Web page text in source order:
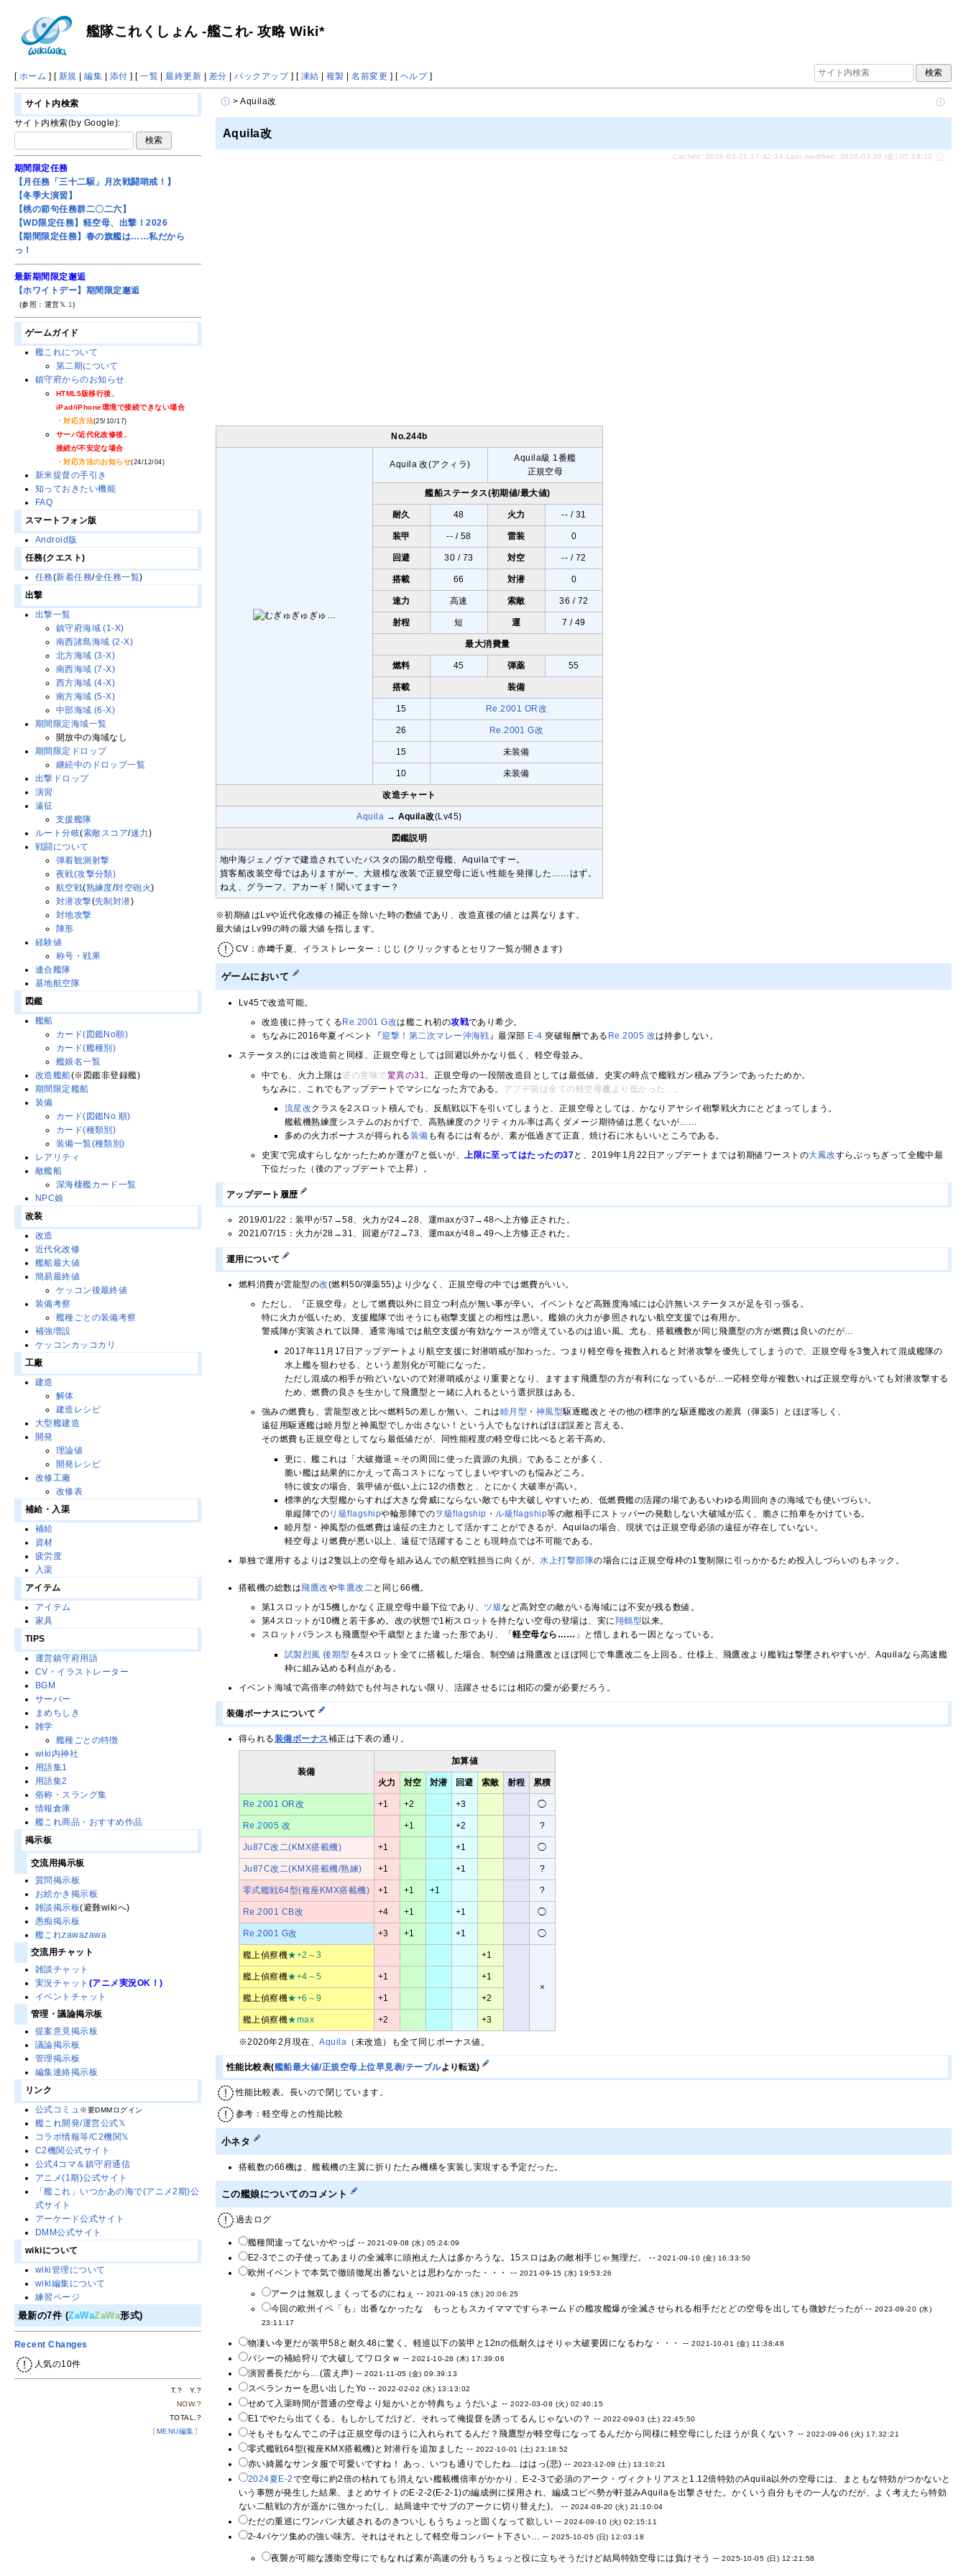
艦隊これくしょん -艦これ- 攻略 Wiki*
[ ホーム ] [ 新規 |編集 | 添付 ] [一覧 |最終更新 | 差分 |バックアップ] [ 凍結 | 複製 |名前変更 ] [ ヘルプ]
> Aquila改
Aquila改
Cached: 2026-03-21 17:42:34 Last-modified: 2026-02-20 (金) 05:18:12
No.244b
Aquila 改(アクィラ)
Aquila級 1番艦
正規空母
艦船ステータス(初期値/最大値)
耐久 48 火力 -- / 31
装甲 -- / 58 雷装 0
回避 30 / 73 対空 -- / 72
搭載 66 対潜 0
速力 高速 索敵 36 / 72
射程 短 運 7 / 49
最大消費量
燃料 45 弾薬 55
搭載 装備
15 Re.2001 OR改
26 Re.2001 G改
15 未装備
10 未装備
改造チャート
Aquila → Aquila改(Lv45)
図鑑説明
地中海ジェノヴァで建造されていたパスタの国の航空母艦、Aquilaですー。
貨客船改装空母ではありますがー、大規模な改装で正規空母に近い性能を発揮した……はず。
ねえ、グラーフ、アカーギ！聞いてますー？
※初期値はLvや近代化改修の補正を除いた時の数値であり、改造直後の値とは異なります。
最大値はLv99の時の最大値を指します。
CV：赤﨑千夏、イラストレーター：じじ (クリックするとセリフ一覧が開きます)
ゲームにおいて
Lv45で改造可能。
改造後に持ってくるRe.2001 G改は艦これ初の攻戦であり希少。
ちなみに2016年夏イベント『迎撃！第二次マレー沖海戦』最深部 E-4 突破報酬である Re.2005 改は持参しない。
ステータス的には改造前と同様、正規空母としては回避以外かなり低く、軽空母並み。
中でも、火力上限は逆の意味で驚異の31。 正規空母の一段階改造目としては最低値。史実の時点で艦戦ガン積みプランであったためか。
ちなみに、これでもアップデートでマシになった方である。 アプデ前は全ての軽空母改 より低かった…。
流星改クラスを2スロット積んでも、反航戦以下を引いてしまうと、正規空母としては、かなりアヤシイ砲撃戦火力にとどまってしまう。
艦載機熟練度システムのおかげで、高熟練度のクリティカル率は高くダメージ期待値は悪くないが……
多めの火力ボーナスが得られる装備 も有るには有るが、素が低過ぎて正直、焼け石に水もいいところである。
史実で完成すらしなかったためか運が7と低いが、上限に至ってはたったの37と、2019年1月22日アップデートまでは初期値ワーストの大鳳改すらぶっちぎって全艦中最
下位だった（後のアップデートで上昇）。
アップデート履歴
2019/01/22：装甲が57→58、火力が24→28、運maxが37→48へ上方修正された。
2021/07/15：火力が28→31、回避が72→73、運maxが48→49へ上方修正された。
運用について
燃料消費が雲龍型の改(燃料50/弾薬55)より少なく、正規空母の中では燃費がいい。
ただし、『正規空母』として燃費以外に目立つ利点が無い事が辛い。イベントなど高難度海域には心許無いステータスが足を引っ張る。
特に火力が低いため、支援艦隊で出そうにも砲撃支援との相性は悪い。艦娘の火力が参照されない航空支援では有用か。
警戒陣が実装されて以降、通常海域では航空支援が有効なケースが増えているのは追い風。尤も、搭載機数が同じ飛鷹型の方が燃費は良いのだが…
2017年11月17日アップデートより航空支援に対潜哨戒が加わった。つまり軽空母を複数入れると対潜攻撃を優先してしまうので、正規空母を3隻入れて混成艦隊の
水上艦を狙わせる、という差別化が可能になった。
ただし混成の相手が殆どいないので対潜哨戒がより重要となり、ますます飛鷹型の方が有利になっているが…一応軽空母が複数いれば正規空母がいても対潜攻撃する
ため、燃費の良さを生かして飛鷹型と一緒に入れるという選択肢はある。
強みの燃費も、雲龍型改と比べ燃料5の差しか無い。これは睦月型 ・ 神風型駆逐艦改とその他の標準的な駆逐艦改の差異（弾薬5）とほぼ等しく、
遠征用駆逐艦は睦月型と神風型でしか出さない！という人でもなければほぼ誤差と言える。
その燃費も正規空母としてなら最低値だが、同性能程度の軽空母に比べると若干高め。
更に、艦これは「大破撤退＝その周回に使った資源の丸損」であることが多く、
脆い艦は結果的にかえって高コストになってしまいやすいのも悩みどころ。
特に彼女の場合、装甲値が低い上に12の倍数と、とにかく大破率が高い。
標準的な大型艦からすれば大きな脅威にならない敵でも中大破しやすいため、低燃費艦の活躍の場であるいわゆる周回向きの海域でも使いづらい。
単縦陣でのリ級flagshipや輪形陣でのヲ級flagship ・ ル級flagship等の敵相手にストッパーの発動しない大破域が広く、脆さに拍車をかけている。
睦月型・神風型の低燃費は遠征の主力として活かすことができるが、Aquilaの場合、現状では正規空母必須の遠征が存在していない。
軽空母より燃費が悪い以上、遠征で活躍することも現時点では不可能である。
単独で運用するよりは2隻以上の空母を組み込んでの航空戦担当に向くが、水上打撃部隊の場合には正規空母枠の1隻制限に引っかかるため投入しづらいのもネック。
搭載機の総数は飛鷹改や隼鷹改二と同じ66機。
第1スロットが15機しかなく正規空母中最下位であり、 ツ級など高対空の敵がいる海域には不安が残る数値。
第4スロットが10機と若干多め。改の状態で1桁スロットを持たない空母の登場は、実に翔鶴型 以来。
スロットバランスも飛鷹型や千歳型とまた違った形であり、「軽空母なら…… 」と惜しまれる一因となっている。
試製烈風 後期型 を4スロット全てに搭載した場合、制空値は飛鷹改とほぼ同じで隼鷹改二を上回る。仕様上、飛鷹改より艦戦は撃墜されやすいが、Aquilaなら高速艦
枠に組み込める利点がある。
イベント海域で高倍率の特効でも付与されない限り、活躍させるには相応の愛が必要だろう。
装備ボーナスについて
得られる装備ボーナス補正は下表の通り。
装備
加算値
火力 対空 対潜 回避 索敵 射程 累積
Re.2001 OR改 +1 +2 +3 ◯
Re.2005 改 +1 +2 ?
Ju87C改二(KMX搭載機) +1 +1 ◯
Ju87C改二(KMX搭載機/熟練) +1 +1 ?
零式艦戦64型(複座KMX搭載機) +1 +1 +1 ?
Re.2001 CB改 +4 +1 +1 ◯
Re.2001 G改 +3 +1 +1 ◯
艦上偵察機★+2～3 +1
×
艦上偵察機★+4～5 +1 +1
艦上偵察機★+6～9 +1 +2
艦上偵察機★max +2 +3
※2020年2月現在、Aquila （未改造）も全て同じボーナス値。
性能比較表(艦船最大値/正規空母上位早見表/テーブルより転送)
性能比較表。長いので閉じています。
参考：軽空母との性能比較
小ネタ
搭載数の66機は、艦載機の主翼に折りたたみ機構を実装し実現する予定だった。
この艦娘についてのコメント
過去ログ
艦種間違ってないかやっぱ -- 2021-09-08 (水) 05:24:09
E2-3でこの子使ってあまりの全滅率に頭抱えた人は多かろうな。15スロはあの敵相手じゃ無理だ。 --2021-09-10 (金) 16:33:50
欧州イベントで本気で徹頭徹尾出番ないとは思わなかった・・・ -- 2021-09-15 (水) 19:53:26
アークは無双しまくってるのにねぇ -- 2021-09-15 (水) 20:06:25
今回の欧州イベ「も」出番なかったな もっともスカイママですらネームドの艦攻艦爆が全滅させられる相手だとどの空母を出しても微妙だったが -- 2023-09-20 (水)
23:11:17
物凄い今更だが装甲58と耐久48に驚く。軽巡以下の装甲と12nの低耐久はそりゃ大破要因になるわな・・・ --2021-10-01 (金) 11:38:48
バシーの補給狩りで大破してワロタｗ --2021-10-28 (木) 17:39:06
演習番長だから…(震え声) --2021-11-05 (金) 09:39:13
スペランカーを思い出したYo -- 2022-02-02 (水) 13:13:02
せめて入渠時間が普通の空母より短かいとか特典ちょうだいよ --2022-03-08 (火) 02:40:15
E1でやたら出てくる。もしかしてだけど、それって俺提督を誘ってるんじゃないの？ -- 2022-09-03 (土) 22:45:50
そもそもなんでこの子は正規空母のほうに入れられてるんだ？飛鷹型が軽空母になってるんだから同様に軽空母にしたほうが良くない？ --2022-09-06 (火) 17:32:21
零式艦戦64型(複座KMX搭載機)と対潜行を追加ました -- 2022-10-01 (土) 23:18:52
赤い綺麗なサンタ服で可愛いですね！ あっ、いつも通りでしたね…ははっ(悲) -- 2023-12-09 (土) 13:10:21
2024夏E-2で空母に約2倍の枯れても消えない艦載機倍率がかかり、E-2-3で必須のアーク・ヴィクトリアスと1.12倍特効のAquila以外の空母には、まともな特効がつかないと
いう事態が発生した結果、まとめサイトのE-2-2(E-2-1)の編成例に採用され、編成コピペ勢が軒並みAquilaを出撃させた。かくいう自分もその一人なのだが、よく考えたら特効
ない二航戦の方が遥かに強かった(し、結局途中でサブのアークに切り替えた)。 -- 2024-08-20 (火) 21:10:04
ただの重巡にワンパン大破されるのきついしもうちょっと固くなって欲しい --2024-09-10 (火) 02:15:11
2-4バケツ集めの強い味方。それはそれとして軽空母コンバート下さい… --2025-10-05 (日) 12:03:18
夜襲が可能な護衛空母にでもなれば素が高速の分もうちょっと役に立ちそうだけど結局特効空母には負けそう --2025-10-05 (日) 12:21:58
サイト内検索
サイト内検索(by Google):
期間限定任務
【月任務「三十二駆」月次戦闘哨戒！】
【冬季大演習】
【桃の節句任務群二〇二六】
【WD限定任務】軽空母、出撃！2026
【期間限定任務】春の旗艦は……私だから
っ！
最新期間限定邂逅
【ホワイトデー】期間限定邂逅
(参照：運営𝕏 1)
ゲームガイド
艦これについて
第二期について
鎮守府からのお知らせ
HTML5版移行後、
iPad/iPhone環境で接続できない場合
・対応方法(25/10/17)
サーバ近代化改修後、
接続が不安定な場合
・対応方法のお知らせ(24/12/04)
新米提督の手引き
知っておきたい機能
FAQ
スマートフォン版
Android版
任務(クエスト)
任務(新着任務/全任務一覧)
出撃
出撃一覧
鎮守府海域 (1-X)
南西諸島海域 (2-X)
北方海域 (3-X)
南西海域 (7-X)
西方海域 (4-X)
南方海域 (5-X)
中部海域 (6-X)
期間限定海域一覧
開放中の海域なし
期間限定ドロップ
継続中のドロップ一覧
出撃ドロップ
演習
遠征
支援艦隊
ルート分岐(索敵スコア/速力)
戦闘について
弾着観測射撃
夜戦(攻撃分類)
航空戦(熟練度/対空砲火)
対潜攻撃(先制対潜)
対地攻撃
陣形
経験値
称号・戦果
連合艦隊
基地航空隊
図鑑
艦船
カード(図鑑No順)
カード(艦種別)
艦娘名一覧
改造艦船(※図鑑非登録艦)
期間限定艦船
装備
カード(図鑑No.順)
カード(種類別)
装備一覧(種類別)
レアリティ
敵艦船
深海棲艦カード一覧
NPC娘
改装
改造
近代化改修
艦船最大値
簡易最終値
ケッコン後最終値
装備考察
艦種ごとの装備考察
補強増設
ケッコンカッコカリ
工廠
建造
解体
建造レシピ
大型艦建造
開発
理論値
開発レシピ
改修工廠
改修表
補給・入渠
補給
資材
疲労度
入渠
アイテム
アイテム
家具
TIPS
運営鎮守府用語
CV・イラストレーター
BGM
サーバー
まめちしき
雑学
艦種ごとの特徴
wiki内神社
用語集1
用語集2
俗称・スラング集
情報倉庫
艦これ商品・おすすめ作品
掲示板
交流用掲示板
質問掲示板
お絵かき掲示板
雑談掲示板(避難wikiへ)
愚痴掲示板
艦これzawazawa
交流用チャット
雑談チャット
実況チャット (アニメ実況OK！)
イベントチャット
管理・議論掲示板
提案意見掲示板
議論掲示板
管理掲示板
編集連絡掲示板
リンク
公式コミュ※要DMMログイン
艦これ開発/運営公式𝕏
コラボ情報等/C2機関𝕏
C2機関公式サイト
公式4コマ＆鎮守府通信
アニメ(1期)公式サイト
「艦これ」いつかあの海で(アニメ2期)公
式サイト
アーケード公式サイト
DMM公式サイト
wikiについて
wiki管理について
wiki編集について
練習ページ
最新の7件 (ZaWaZaWa形式)
Recent Changes
人気の10件
T.? Y.?
NOW.?
TOTAL.?
〔 MENU編集 〕